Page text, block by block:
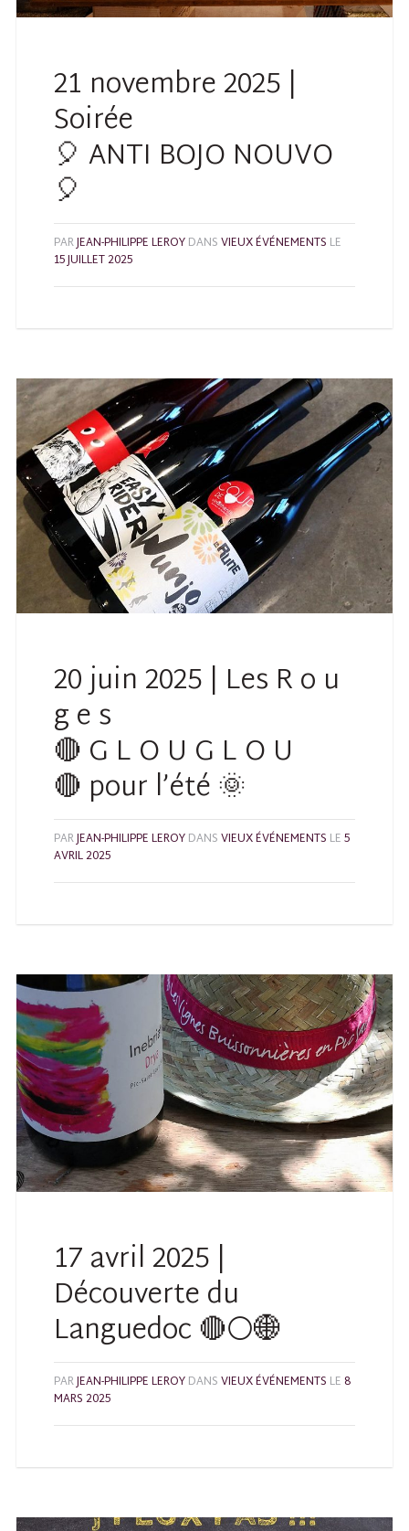
21 novembre 2025 |
Soirée
🎈 ANTI BOJO NOUVO
🎈
PARJEAN-PHILIPPE LEROYDANSVIEUX ÉVÉNEMENTS LE
15 JUILLET 2025
20 juin 2025 | Les R o u
g e s
🔴 G L O U G L O U
🔴 pour l’été 🌞
PARJEAN-PHILIPPE LEROYDANSVIEUX ÉVÉNEMENTS LE5
AVRIL 2025
17 avril 2025 |
Découverte du
Languedoc 🔴⚪🌐
PARJEAN-PHILIPPE LEROYDANSVIEUX ÉVÉNEMENTS LE8
MARS 2025